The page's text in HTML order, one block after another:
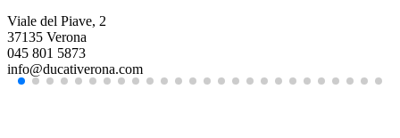
Viale del Piave, 2
37135 Verona
045 801 5873
info@ducativerona.com